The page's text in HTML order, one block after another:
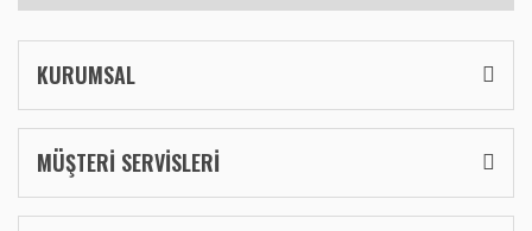
KURUMSAL
MÜŞTERİ SERVİSLERİ